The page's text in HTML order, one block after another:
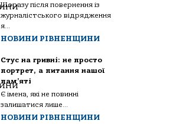
Щоразу після повернення із
журналістського відрядження
я...
НОВИНИ РІВНЕНЩИНИ
Стус на гривні: не просто
портрет, а питання нашої
пам’яті
Є імена, які не повинні
залишатися лише...
НОВИНИ РІВНЕНЩИНИ